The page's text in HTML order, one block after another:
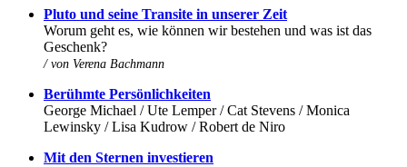
Pluto und seine Transite in unserer Zeit
Worum geht es, wie können wir bestehen und was ist das
Geschenk?
/ von Verena Bachmann
Berühmte Persönlichkeiten
George Michael / Ute Lemper / Cat Stevens / Monica
Lewinsky / Lisa Kudrow / Robert de Niro
Mit den Sternen investieren